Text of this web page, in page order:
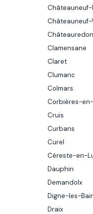
Châteauneuf-
Châteauredon
Clamensane
Claret
Clumanc
Colmars
Corbières-
Cruis
Curbans
Curel
Céreste-en-
Dauphin
Demandolx
Digne-les-
Draix